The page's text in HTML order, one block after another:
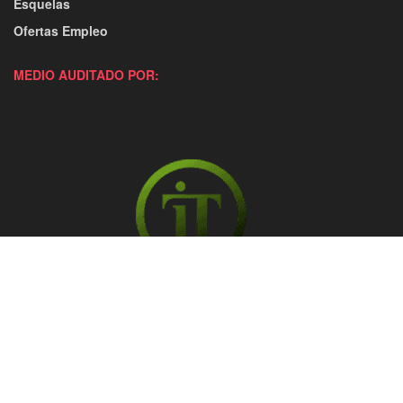
Esquelas
Ofertas Empleo
MEDIO AUDITADO POR: